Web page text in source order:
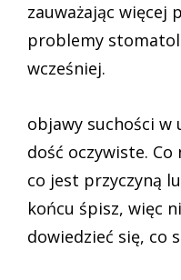
zauważając więcej
problemy
wcześniej.
objawy suchości w
dość oczywiste.
co jest przyczyną
końcu śpisz, więc
dowiedzieć się, co